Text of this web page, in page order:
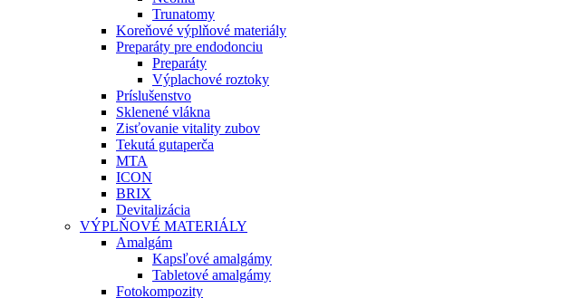
Trunatomy
Koreňové výplňové materiály
Preparáty pre endodonciu
Preparáty
Výplachové roztoky
Príslušenstvo
Sklenené vlákna
Zisťovanie vitality zubov
Tekutá gutaperča
MTA
ICON
BRIX
Devitalizácia
VÝPLŇOVÉ MATERIÁLY
Amalgám
Kapsľové amalgámy
Tabletové amalgámy
Fotokompozity